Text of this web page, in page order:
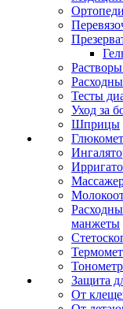
Тесты
Уход за
Шприцы
манжеты
Защита
От